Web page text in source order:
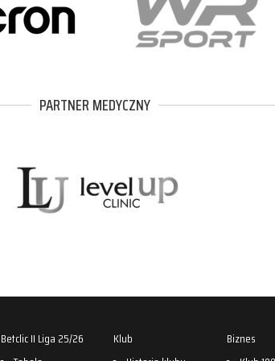
PARTNER MEDYCZNY
Betclic II Liga 25/26
Klub
Biznes